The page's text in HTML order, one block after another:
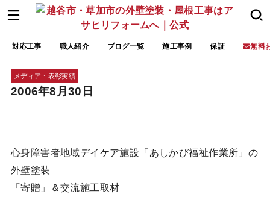
対応工事 職人紹介 ブログ一覧 施工事例 保証 無料
メディア・表彰実績
2006年8月30日
心身障害者地域デイケア施設「あしかび福祉作業所」の
外壁塗装
「寄贈」＆交流施工取材